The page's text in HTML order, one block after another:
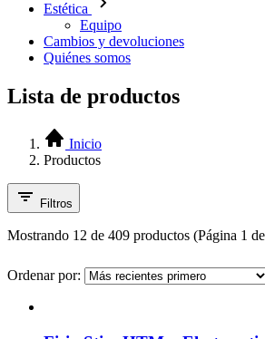
Estética
Equipo
Cambios y devoluciones
Quiénes somos
Lista de productos
Inicio
Productos
Filtros
Mostrando 12 de 409 productos (Página 1
Ordenar por: